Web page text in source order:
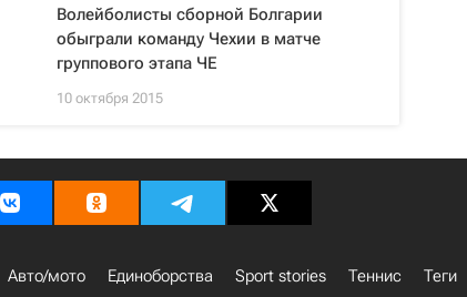
Волейболисты сборной Болгарии
обыграли команду Чехии в матче
группового этапа ЧЕ
10 октября 2015
Авто/мото Единоборства Sport stories Теннис Теги